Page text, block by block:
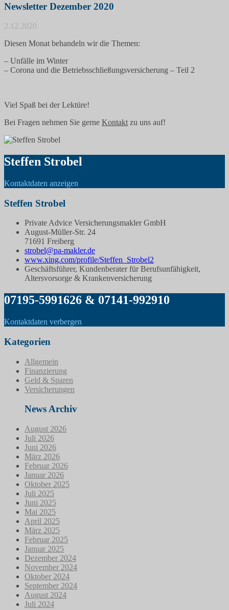
Newsletter Dezember 2020
2.12.2020
Diesen Monat behandeln wir die Themen:
– Unfälle im Winter
– Corona und die Betriebsschließungsversicherung – Teil 2
Viel Spaß bei der Lektüre!
Bei Fragen nehmen Sie gerne Kontakt zu uns auf!
Steffen Strobel
Kontaktdaten anzeigen
Steffen Strobel
Private Advice Versicherungsmakler GmbH
August-Müller-Str. 24
71691 Freiberg
strobel@pa-makler.de
www.xing.com/profile/Steffen_Strobel2
Geschäftsführer, Kundenberater für Berufsunfähigkeit,
Altersvorsorge & Krankenversicherung
07195-5991626 & 07141-992910
Kontaktdaten verbergen
Kategorien
Allgemein
Finanzierung
Geld & Sparen
Versicherungen
News Archiv
August 2026
Juli 2026
Juni 2026
März 2026
Februar 2026
Januar 2026
Oktober 2025
Juli 2025
Juni 2025
Mai 2025
April 2025
März 2025
Februar 2025
Januar 2025
Dezember 2024
November 2024
Oktober 2024
September 2024
August 2024
Juli 2024